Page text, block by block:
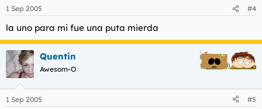
1 Sep 2005 #4
la uno para mi fue una puta mierda
Quentin
Awesom-O
1 Sep 2005 #5